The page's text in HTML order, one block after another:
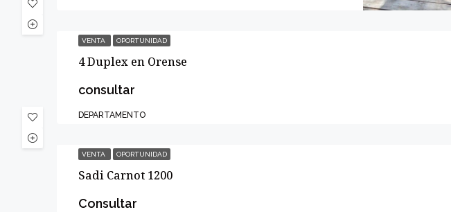
VENTA OPORTUNIDAD
4 Duplex en Orense
consultar
DEPARTAMENTO
VENTA OPORTUNIDAD
Sadi Carnot 1200
Consultar